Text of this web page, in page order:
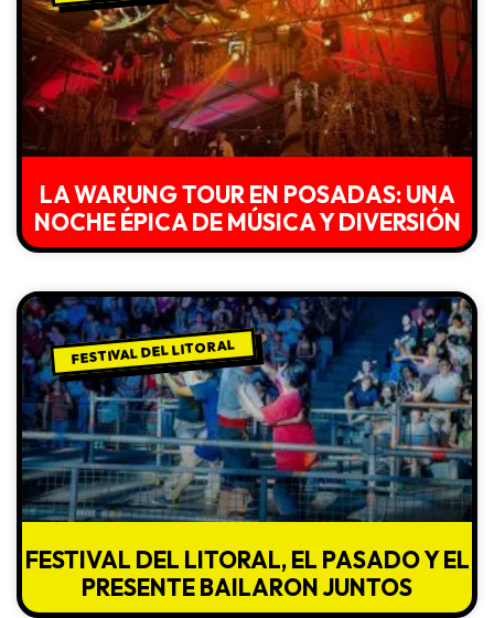
LA WARUNG TOUR EN POSADAS: UNA
NOCHE ÉPICA DE MÚSICA Y DIVERSIÓN
FESTIVAL DEL LITORAL
FESTIVAL DEL LITORAL, EL PASADO Y EL
PRESENTE BAILARON JUNTOS